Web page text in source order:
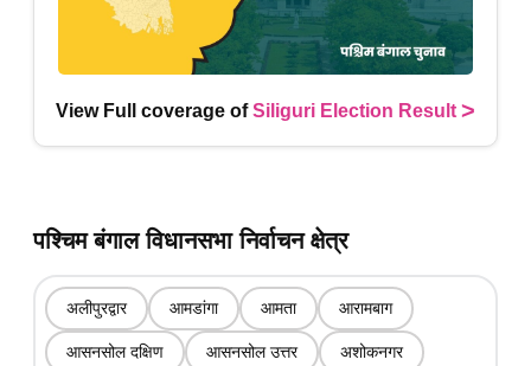
View Full coverage ofSiliguri Election Result >
पश्चिम बंगाल विधानसभा निर्वाचन क्षेत्र
अलीपुरद्वार आमडांगा आमता आरामबाग
आसनसोल दक्षिण आसनसोल उत्तर अशोकनगर